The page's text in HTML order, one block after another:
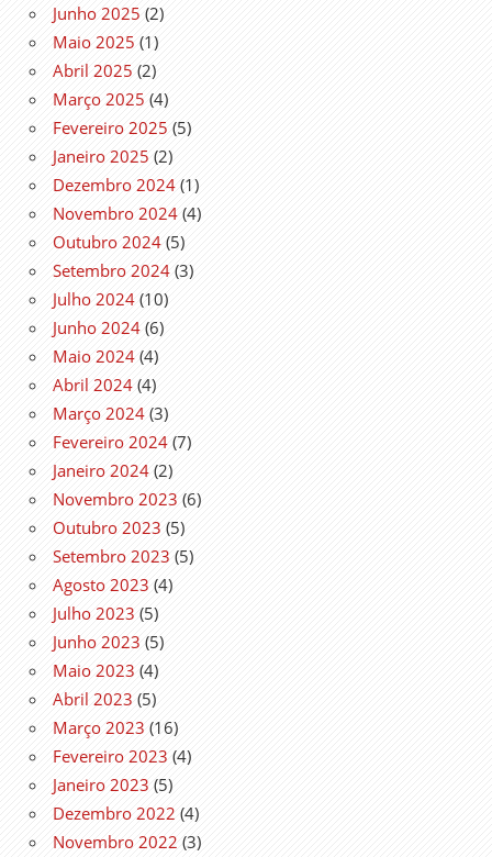
Junho 2025 (2)
Maio 2025 (1)
Abril 2025 (2)
Março 2025 (4)
Fevereiro 2025 (5)
Janeiro 2025 (2)
Dezembro 2024 (1)
Novembro 2024 (4)
Outubro 2024 (5)
Setembro 2024 (3)
Julho 2024 (10)
Junho 2024 (6)
Maio 2024 (4)
Abril 2024 (4)
Março 2024 (3)
Fevereiro 2024 (7)
Janeiro 2024 (2)
Novembro 2023 (6)
Outubro 2023 (5)
Setembro 2023 (5)
Agosto 2023 (4)
Julho 2023 (5)
Junho 2023 (5)
Maio 2023 (4)
Abril 2023 (5)
Março 2023 (16)
Fevereiro 2023 (4)
Janeiro 2023 (5)
Dezembro 2022 (4)
Novembro 2022 (3)